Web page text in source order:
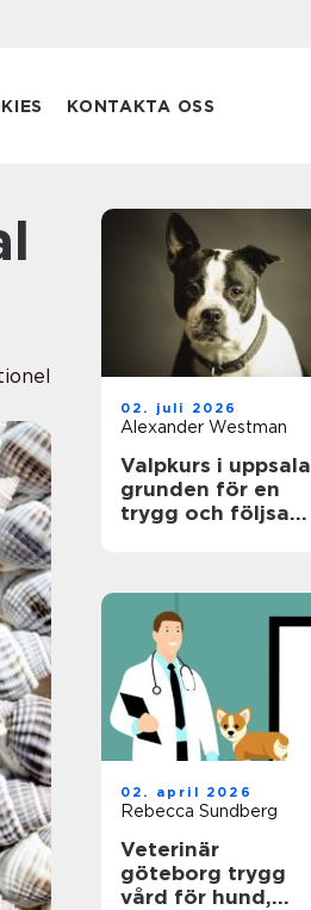
KONTAKTA OSS
02. juli 2026
Alexander Westman
Valpkurs i uppsala
grunden för en
trygg och följsam
02. april 2026
Rebecca Sundberg
Veterinär
göteborg trygg
vård för hund,